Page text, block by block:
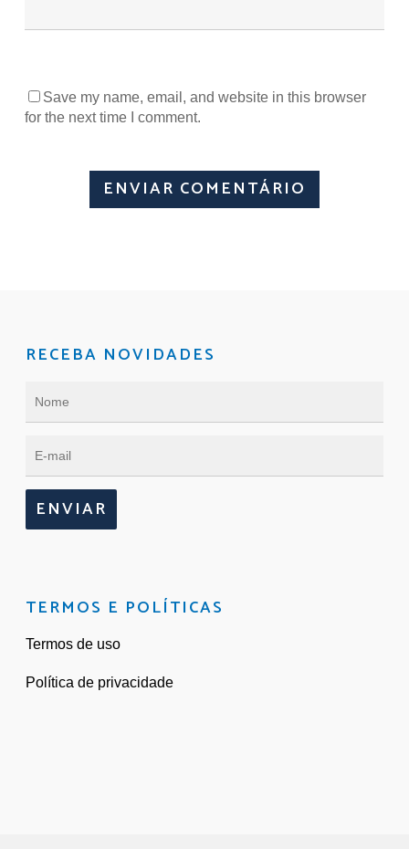
Save my name, email, and website in this browser
for the next time I comment.
RECEBA NOVIDADES
ENVIAR
TERMOS E POLÍTICAS
Termos de uso
Política de privacidade